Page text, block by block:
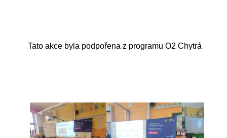
Tato akce byla podpořena z programu O2 Chytrá škola.